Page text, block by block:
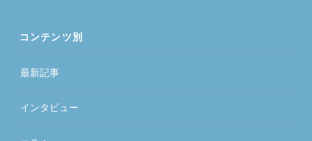
コンテンツ別
最新記事
インタビュー